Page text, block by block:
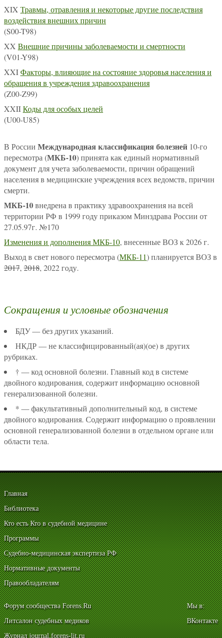
XIX Травмы, отравления и некоторые другие последствия
воздействия внешних причин
(S00-T98)
XX Внешние причины заболеваемости и смертности
(V01-Y98)
XXIФакторы, влияющие на состояние здоровья населения и
обращения в учреждения здравоохранения
(Z00-Z99)
XXIIКоды для особых целей
(U00-U85)
В России Международная классификация болезней 10-го
пересмотра (МКБ-10) принята как единый нормативный
документ для учета заболеваемости, причин обращений
населения в медицинские учреждения всех ведомств, причин
смерти.
МКБ-10внедрена в практику здравоохранения на всей
территории РФ в 1999 году приказом Минздрава России от
27.05.97г. №170
Изменения и дополнения МКБ-10, внесенные ВОЗ к 2026 г.
Выход в свет нового пересмотра (МКБ-11) планируется ВОЗ в
2017, 2018, 2022 году.
Сокращения и условные обозначения
БДУ — без других указаний.
НКДР — не классифицированный(ая)(ое) в других
рубриках.
† — код основной болезни. Главный код в системе
двойного кодирования, содержит информацию основной
генерализованной болезни.
* — факультативный дополнительный код, в системе
двойного кодирования. Содержит информацию о проявлении
основной генерализованной болезни в отдельном органе или
области тела.
Главная
Библиотека
Кто есть Кто в судебной медицине
Программы
Судебно-медицинская экспертиза РФ
Нормативные документы
Правообладателям
Форум сообщества Forens.Ru
Литсалон судебных медиков
Журнал journal.forens-lit.ru
Мы в:
ВКонтакте